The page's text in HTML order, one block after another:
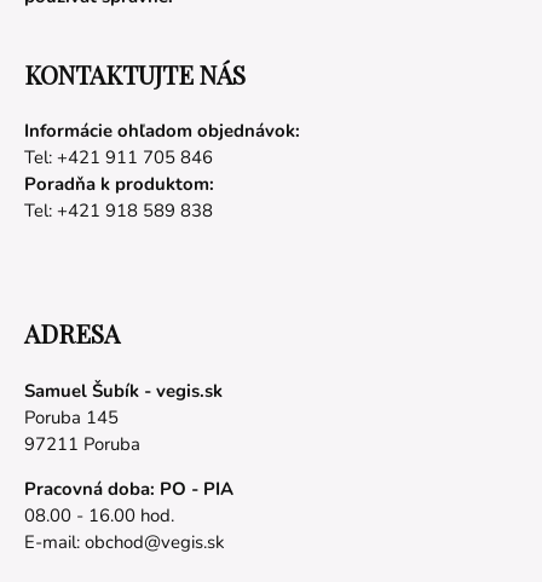
KONTAKTUJTE NÁS
Informácie ohľadom objednávok:
Tel: +421 911 705 846
Poradňa k produktom:
Tel: +421 918 589 838
ADRESA
Samuel Šubík - vegis.sk
Poruba 145
97211 Poruba
Pracovná doba: PO - PIA
08.00 - 16.00 hod.
E-mail: obchod@vegis.sk